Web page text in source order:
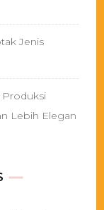
Jenis
Produksi
Lebih Elegan